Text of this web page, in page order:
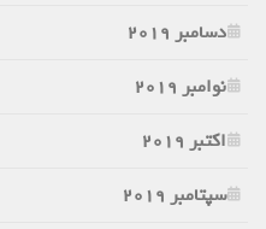
دسامبر 2019
نوامبر 2019
اکتبر 2019
سپتامبر 2019